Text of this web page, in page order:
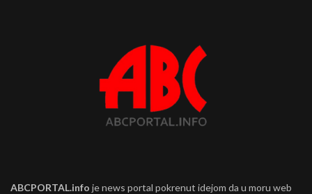
ABCPORTAL.info je news portal pokrenut idejom da u moru web